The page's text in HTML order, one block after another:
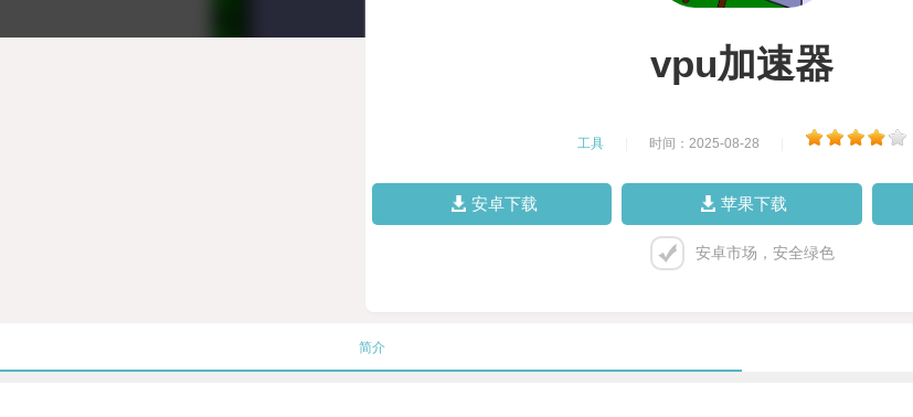
vpu加速器
工具 时间：2025-08-28
安卓下载 苹果下载
安卓市场，安全绿色
简介